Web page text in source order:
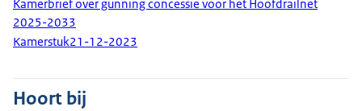
Kamerbrief over gunning concessie voor het Hoofdrailnet
2025-2033
Kamerstuk21-12-2023
Hoort bij